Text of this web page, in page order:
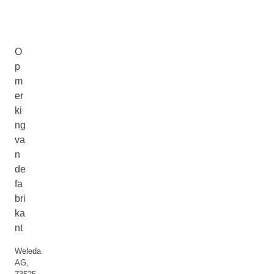
O
p
m
er
ki
ng
va
n
de
fa
bri
ka
nt
Weleda
AG,